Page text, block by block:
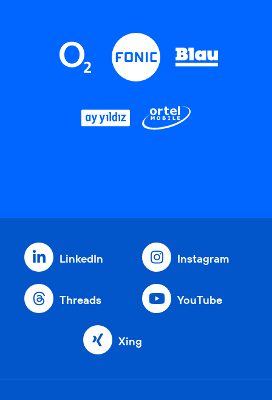
LinkedIn Instagram
Threads YouTube
Xing